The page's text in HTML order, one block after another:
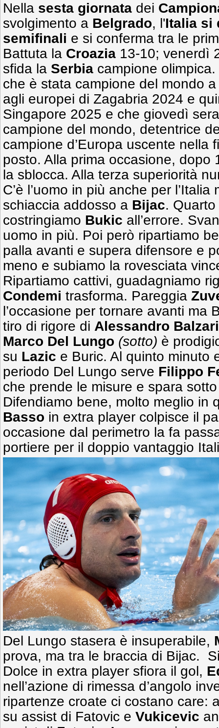
Nella sesta giornata dei
svolgimento a Belgrado, l'Italia si
semifinali e si conferma tra le
Battuta la Croazia 13-10; venerdì
sfida la Serbia campione
che è stata campione del mondo
agli europei di Zagabria 2024 e
Singapore 2025 e che giovedì
campione del mondo, detentrice
campione d’Europa uscente nella
posto. Alla prima occasione, dopo
la sblocca. Alla terza superiorità
C’è l’uomo in più anche per l’Italia
schiaccia addosso a Bijac.
costringiamo Bukic all’errore.
uomo in più. Poi però ripartiamo
palla avanti e supera difensore e
meno e subiamo la rovesciata
Ripartiamo cattivi, guadagniamo
Condemi trasforma. Pareggia
l’occasione per tornare avanti ma
tiro di rigore di Alessandro
Marco Del Lungo (sotto) è
su Lazic e Buric. Al quinto minuto
periodo Del Lungo serve Filippo
che prende le misure e spara
Difendiamo bene, molto meglio in
Basso in extra player colpisce il
occasione dal perimetro la fa
portiere per il doppio vantaggio
Del Lungo stasera è insuperabile,
prova, ma tra le braccia di Bijac.
Dolce in extra player sfiora il gol,
nell’azione di rimessa d’angolo
ripartenze croate ci costano care:
su assist di Fatovic e Vukicevic